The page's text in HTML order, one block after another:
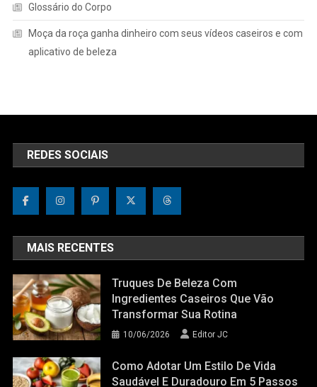
Glossário do Corpo
Moça da roça ganha dinheiro com seus vídeos caseiros e com
aplicativo de beleza
REDES SOCIAIS
MAIS RECENTES
Truques De Beleza Com
Ingredientes Caseiros Que Vão
Transformar Sua Rotina
10/06/2026 Editor JC
Como Adotar Um Estilo De Vida
Saudável E Duradouro Em 5 Passos